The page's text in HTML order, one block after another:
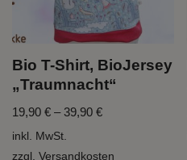
Bio T-Shirt, BioJersey
„Traumnacht“
19,90 € –39,90 €
inkl. MwSt.
zzgl. Versandkosten